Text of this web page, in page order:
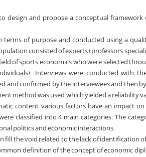
design and propose a conceptual
terms of purpose and conducted using a
consisted of experts (professors,
of sports economics, who were selected
Interviews were conducted with
and confirmed by the interviewees and then
method was used, which yielded a reliability
content, various factors have an impact
classified into 4 main categories. The
politics and economic interactions.
fill the void related to the lack of identification
definition of the concept of economic